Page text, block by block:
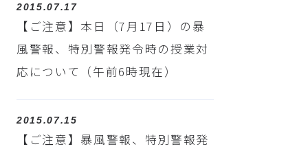
2015.07.17
【ご注意】本日（7月17日）の暴
風警報、特別警報発令時の授業対
応について（午前6時現在）
2015.07.15
【ご注意】暴風警報、特別警報発